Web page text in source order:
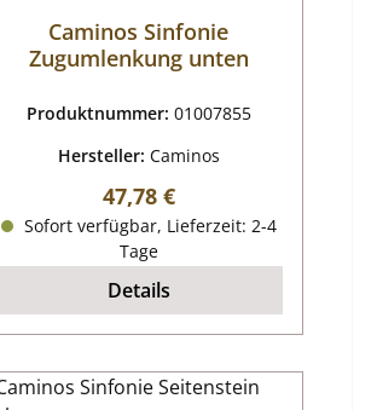
Caminos Sinfonie
Zugumlenkung unten
Produktnummer: 01007855
Hersteller: Caminos
Regulärer Preis:
47,78 €
Sofort verfügbar, Lieferzeit: 2-4
Tage
Details